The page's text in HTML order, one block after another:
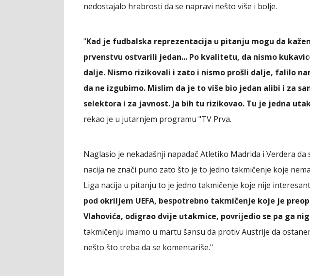
nedostajalo hrabrosti da se napravi nešto više i bolje.
"Kad je fudbalska reprezentacija u pitanju mogu da
prvenstvu ostvarili jedan... Po kvalitetu, da nismo
dalje. Nismo rizikovali i zato i nismo prošli dalje, falilo
da ne izgubimo. Mislim da je to više bio jedan alibi i za
selektora i za javnost. Ja bih tu rizikovao. Tu je jedna
rekao je u jutarnjem programu "TV Prva.
Naglasio je nekadašnji napadač Atletiko Madrida i Verdera
nacija ne znači puno zato što je to jedno takmičenje koje
Liga nacija u pitanju to je jedno takmičenje koje nije
pod okriljem UEFA, bespotrebno takmičenje koje je
Vlahovića, odigrao dvije utakmice, povrijedio se pa ga
takmičenju imamo u martu šansu da protiv Austrije da
nešto što treba da se komentariše."